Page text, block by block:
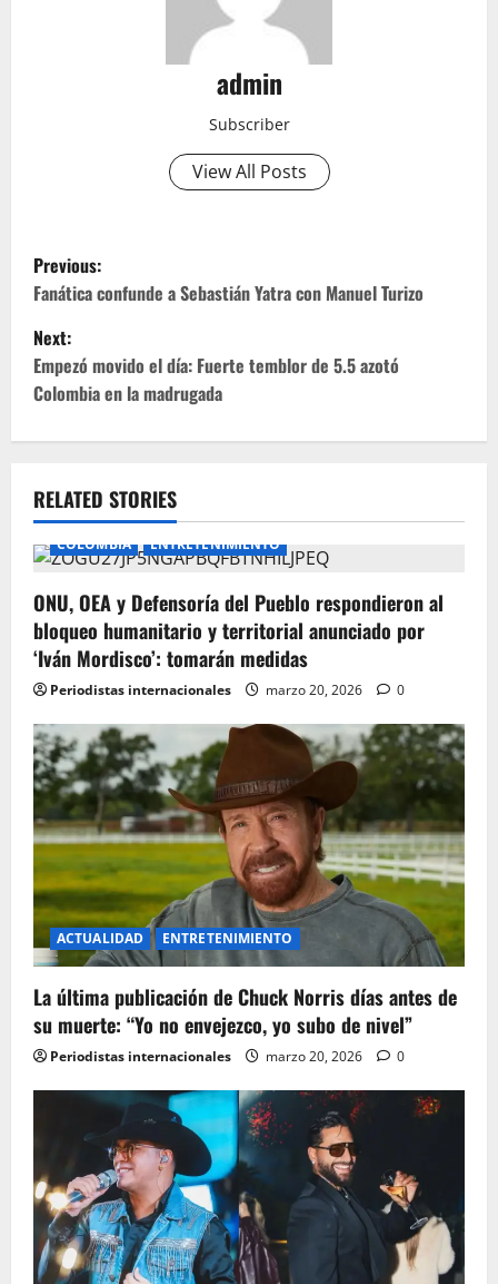
admin
Subscriber
View All Posts
P
o
s
t
n
a
v
i
g
a
t
i
o
n
Previous:
Fanática confunde a Sebastián Yatra con Manuel Turizo
Next:
Empezó movido el día: Fuerte temblor de 5.5 azotó
Colombia en la madrugada
RELATED STORIES
COLOMBIA ENTRETENIMIENTO
ONU, OEA y Defensoría del Pueblo respondieron al
bloqueo humanitario y territorial anunciado por
‘Iván Mordisco’: tomarán medidas
Periodistas internacionales marzo 20, 2026 0
ACTUALIDAD ENTRETENIMIENTO
La última publicación de Chuck Norris días antes de
su muerte: “Yo no envejezco, yo subo de nivel”
Periodistas internacionales marzo 20, 2026 0